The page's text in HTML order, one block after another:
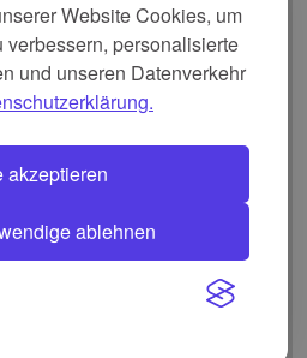
Website Cookies, um
verbessern, personalisierte
und unseren Datenverkehr
akzeptieren
ablehnen